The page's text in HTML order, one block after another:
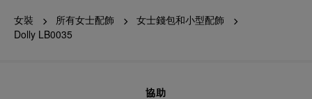
女裝 所有女士配飾
女士錢包和小型配飾
Dolly LB0035
協助